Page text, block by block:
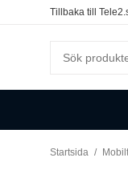
Tillbaka till
Startsida /